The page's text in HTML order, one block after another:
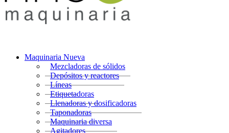
Maquinaria Nueva
Mezcladoras de sólidos
Depósitos y reactores
Líneas
Etiquetadoras
Llenadoras y dosificadoras
Taponadoras
Maquinaria diversa
Agitadores